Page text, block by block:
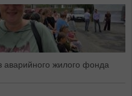
жилого фонда